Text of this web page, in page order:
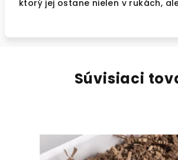
ktorý jej ostane nielen v rukách,
Súvisiaci